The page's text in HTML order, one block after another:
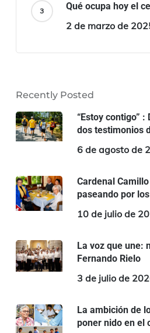
Qué ocupa hoy el
2 de marzo de
Recently Posted
“Estoy contigo” :
dos testimonios
6 de agosto de
Cardenal
paseando por
10 de julio de
La voz que une:
Fernando Rielo
3 de julio de
La ambición de
poner nido en el